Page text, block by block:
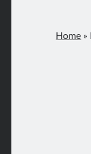
Home »